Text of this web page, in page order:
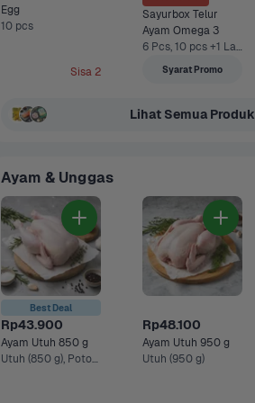
Egg
10 pcs
Sisa 2
Sayurbox Telur
Ayam Omega 3
6 Pcs, 10 pcs +1 Lainnya
Syarat Promo
Lihat Semua Produk
Ayam & Unggas
Best Deal
Rp43.900
Ayam Utuh 850 g
Utuh (850 g), Potong 8 +1 Lainnya
Rp48.100
Ayam Utuh 950 g
Utuh (950 g)